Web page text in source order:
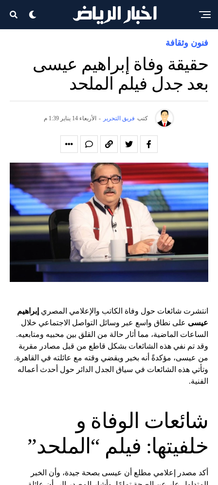
فنون وثقافة
حقيقة وفاة إبراهيم عيسى
بعد جدل فيلم الملحد
كتب فريق التحرير - الأربعاء 14 يناير 1:39 م
انتشرت شائعات حول وفاة الكاتب والإعلامي المصري إبراهيم
عيسى على نطاق واسع عبر وسائل التواصل الاجتماعي خلال
الساعات الماضية، مما أثار حالة من القلق بين محبيه ومتابعيه.
وقد تم نفي هذه الشائعات بشكل قاطع من قبل مصادر مقربة
من عيسى، مؤكدةً أنه بخير ويقضي وقته مع عائلته في القاهرة.
وتأتي هذه الشائعات في سياق الجدل الدائر حول أحدث أعماله
الفنية.
شائعات الوفاة و
خلفيتها: فيلم “الملحد”
أكد مصدر إعلامي مطلع أن عيسى بصحة جيدة، وأن الخبر